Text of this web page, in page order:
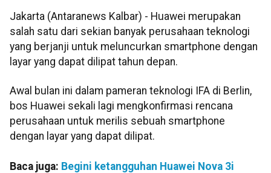
Jakarta (Antaranews Kalbar) - Huawei merupakan
salah satu dari sekian banyak perusahaan teknologi
yang berjanji untuk meluncurkan smartphone dengan
layar yang dapat dilipat tahun depan.
Awal bulan ini dalam pameran teknologi IFA di Berlin,
bos Huawei sekali lagi mengkonfirmasi rencana
perusahaan untuk merilis sebuah smartphone
dengan layar yang dapat dilipat.
Baca juga: Begini ketangguhan Huawei Nova 3i